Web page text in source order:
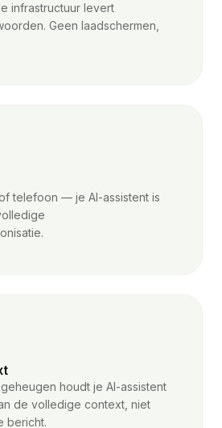
infrastructuur levert
Geen laadschermen,
telefoon — je AI-assistent is
houdt je AI-assistent
de volledige context, niet
bericht.